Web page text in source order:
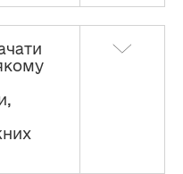
та інша